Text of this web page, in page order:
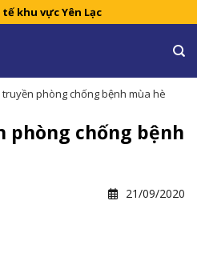
khu vực Yên Lạc
phòng chống bệnh mùa hè
phòng chống bệnh
21/09/2020